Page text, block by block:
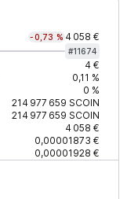
-0,73 % 4 058 €
#11674
4 €
0,11 %
0 %
214 977 659 SCOIN
214 977 659 SCOIN
4 058 €
0,00001873 €
0,00001928 €